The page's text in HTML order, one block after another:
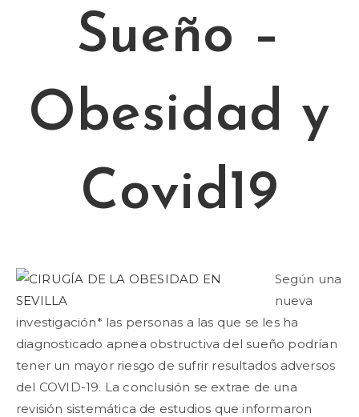
Sueño –
Obesidad y
Covid19
Según una
nueva
investigación* las personas a las que se les ha
diagnosticado apnea obstructiva del sueño podrían
tener un mayor riesgo de sufrir resultados adversos
del COVID-19. La conclusión se extrae de una
revisión sistemática de estudios que informaron